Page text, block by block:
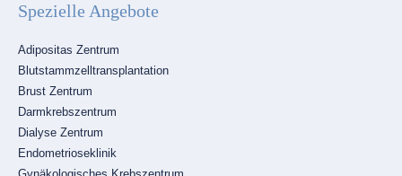
Spezielle Angebote
Navigation
überspringen
Adipositas Zentrum
Blutstammzelltransplantation
Brust Zentrum
Darmkrebszentrum
Dialyse Zentrum
Endometrioseklinik